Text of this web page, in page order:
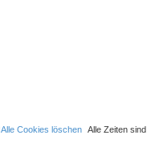
Alle Zeiten sind
Alle Cookies löschen